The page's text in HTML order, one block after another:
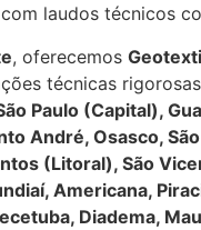
laudos técnicos
, oferecemos
técnicas
Paulo (Capital),
André, Osasco,
(Litoral), São
Americana,
Diadema,